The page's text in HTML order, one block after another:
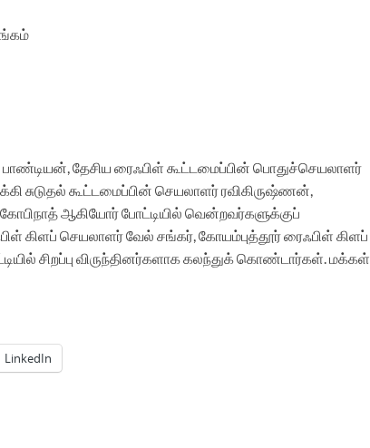
தேசிய ரைஃபிள் கூட்டமைப்பின் பொதுச்செயலாளர்
சுடுதல் கூட்டமைப்பின் செயலாளர் ரவிகிருஷ்ணன்,
ஆகியோர் போட்டியில் வென்றவர்களுக்குப்
கிளப் செயலாளர் வேல் சங்கர், கோயம்புத்தூர் ரைஃபிள் கிளப்
சிறப்பு விருந்தினர்களாக கலந்துக் கொண்டார்கள். மக்கள்
LinkedIn